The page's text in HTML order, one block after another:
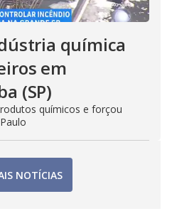
química
em
(SP)
químicos e forçou
NOTÍCIAS